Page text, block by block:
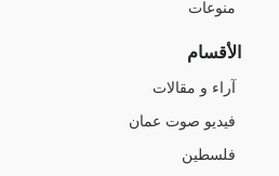
منوعات
الأقسام
آراء و مقالات
فيديو صوت عمان
فلسطين